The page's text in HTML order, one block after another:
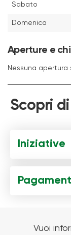
Sabato
Domenica
Aperture e
Nessuna apertura
Scopri
Iniziative
Vuoi